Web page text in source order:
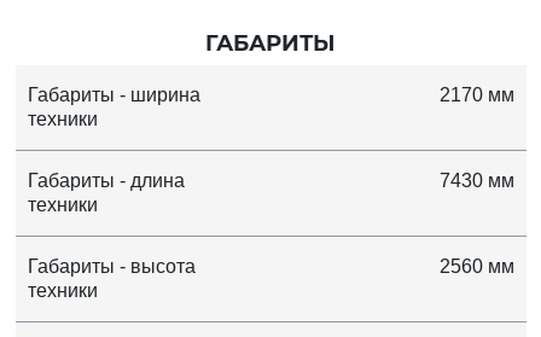
ГАБАРИТЫ
Габариты - ширина
техники
2170 мм
Габариты - длина
техники
7430 мм
Габариты - высота
техники
2560 мм